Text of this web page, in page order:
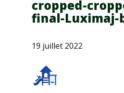
cropped-
final-Luximaj-
19 juillet 2022